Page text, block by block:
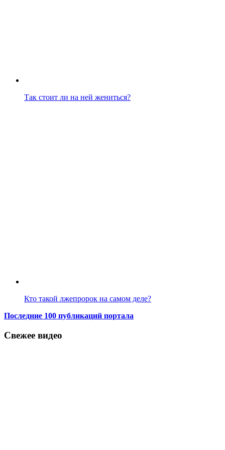
Так стоит ли на ней жениться?
Кто такой лжепророк на самом деле?
Последние 100 публикаций портала
Свежее видео